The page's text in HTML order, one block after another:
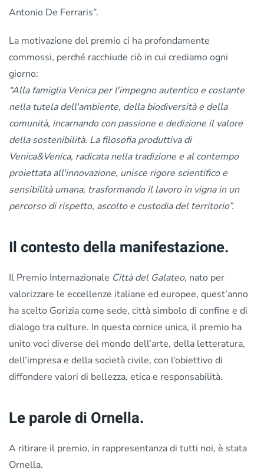
Antonio De Ferraris”.
La motivazione del premio ci ha profondamente
commossi, perché racchiude ciò in cui crediamo ogni
giorno:
“Alla famiglia Venica per l'impegno autentico e costante
nella tutela dell'ambiente, della biodiversità e della
comunità, incarnando con passione e dedizione il valore
della sostenibilità. La filosofia produttiva di
Venica&Venica, radicata nella tradizione e al contempo
proiettata all'innovazione, unisce rigore scientifico e
sensibilità umana, trasformando il lavoro in vigna in un
percorso di rispetto, ascolto e custodia del territorio”.
Il contesto della manifestazione.
Il Premio Internazionale Città del Galateo, nato per
valorizzare le eccellenze italiane ed europee, quest’anno
ha scelto Gorizia come sede, città simbolo di confine e di
dialogo tra culture. In questa cornice unica, il premio ha
unito voci diverse del mondo dell’arte, della letteratura,
dell’impresa e della società civile, con l’obiettivo di
diffondere valori di bellezza, etica e responsabilità.
Le parole di Ornella.
A ritirare il premio, in rappresentanza di tutti noi, è stata
Ornella.